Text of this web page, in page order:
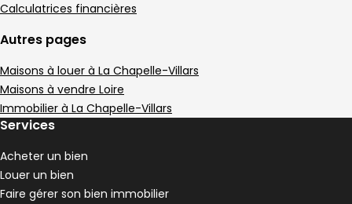
290 000 €
Condrieu - 69420
Maison de village • 4 pièces • 105 m²
DPE :
D 3 chambres
,
Terrain 16 m²
,
1 Terrasse
de village 204 m² 6 pièces Condrieu
Aller à l'image1
Aller à l'image2
Aller à l'image3
Aller à l'image4
Aller à l'image5
Calculatrices financières
Autres pages
Maisons à louer à La Chapelle-Villars
Maisons à vendre Loire
Immobilier à La Chapelle-Villars
Services
Acheter un bien
Louer un bien
Faire gérer son bien immobilier